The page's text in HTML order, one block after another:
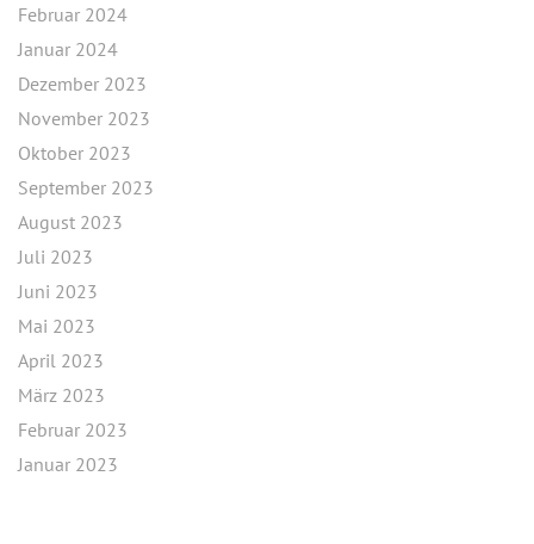
Februar 2024
Januar 2024
Dezember 2023
November 2023
Oktober 2023
September 2023
August 2023
Juli 2023
Juni 2023
Mai 2023
April 2023
März 2023
Februar 2023
Januar 2023